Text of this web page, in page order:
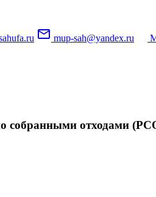
mail_outline mup-sah@yandex.ru
собранными отходами